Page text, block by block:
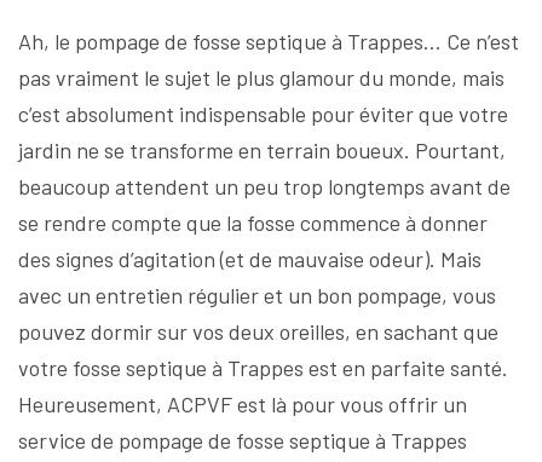
Ah, le pompage de fosse septique à Trappes… Ce n’est
pas vraiment le sujet le plus glamour du monde, mais
c’est absolument indispensable pour éviter que votre
jardin ne se transforme en terrain boueux. Pourtant,
beaucoup attendent un peu trop longtemps avant de
se rendre compte que la fosse commence à donner
des signes d’agitation (et de mauvaise odeur). Mais
avec un entretien régulier et un bon pompage, vous
pouvez dormir sur vos deux oreilles, en sachant que
votre fosse septique à Trappes est en parfaite santé.
Heureusement, ACPVF est là pour vous offrir un
service de pompage de fosse septique à Trappes